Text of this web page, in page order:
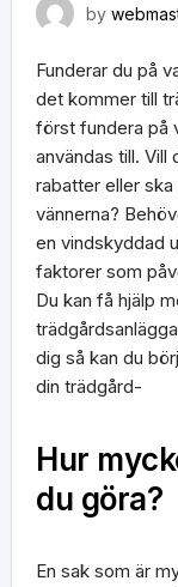
by
Funderar du på
det kommer till
först fundera på
användas till. Vill
rabatter eller
vännerna?
en vindskyddad
faktorer som
Du kan få hjälp
dig så kan du
din trädgård-
Hur
du göra?
En sak som är